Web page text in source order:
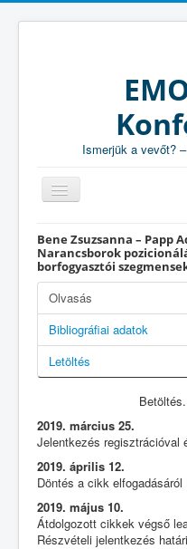
Ismerjük a vevőt?
Köszöntő
Program
Általános információk
Helyszín és szállás
Tanulmányok
Bene Zsuzsanna – Papp
Narancsborok
borfogyasztói
Olvasás
Bibliográfiai adatok
Letöltés
2019. március 25.
Jelentkezés regisztrációval
2019. április 12.
Döntés a cikk elfogadásáról
2019. május 10.
Átdolgozott cikkek végső
Részvételi jelentkezés